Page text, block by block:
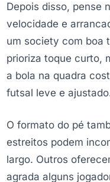
Depois disso, pense
velocidade e
um society com boa
prioriza toque curto,
a bola na quadra
futsal leve e
O formato do pé
estreitos podem
largo. Outros
agrada alguns